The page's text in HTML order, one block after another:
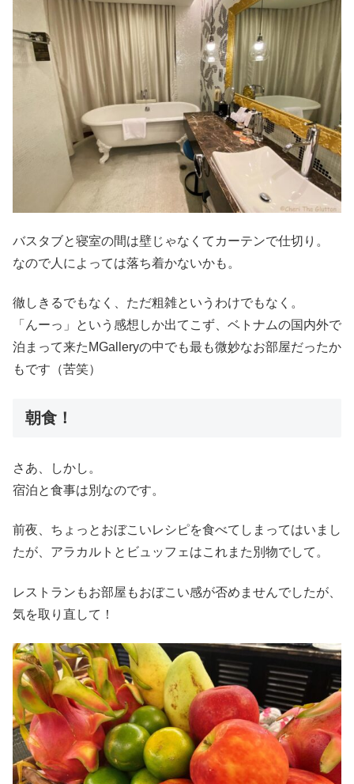
バスタブと寝室の間は壁じゃなくてカーテンで仕切り。
なので人によっては落ち着かないかも。
徹しきるでもなく、ただ粗雑というわけでもなく。
「んーっ」という感想しか出てこず、ベトナムの国内外で
泊まって来たMGalleryの中でも最も微妙なお部屋だったか
もです（苦笑）
朝食！
さあ、しかし。
宿泊と食事は別なのです。
前夜、ちょっとおぼこいレシピを食べてしまってはいまし
たが、アラカルトとビュッフェはこれまた別物でして。
レストランもお部屋もおぼこい感が否めませんでしたが、
気を取り直して！